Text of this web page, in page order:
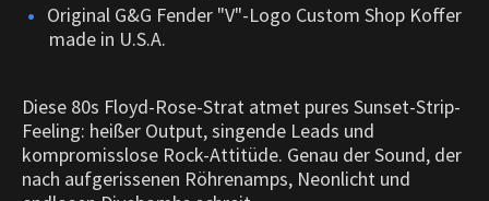
Original G&G Fender "V"-Logo Custom Shop Koffer
made in U.S.A.
Diese 80s Floyd-Rose-Strat atmet pures Sunset-Strip-
Feeling: heißer Output, singende Leads und
kompromisslose Rock-Attitüde. Genau der Sound, der
nach aufgerissenen Röhrenamps, Neonlicht und